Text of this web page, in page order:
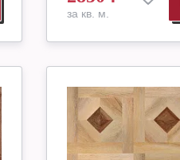
за кв. м.